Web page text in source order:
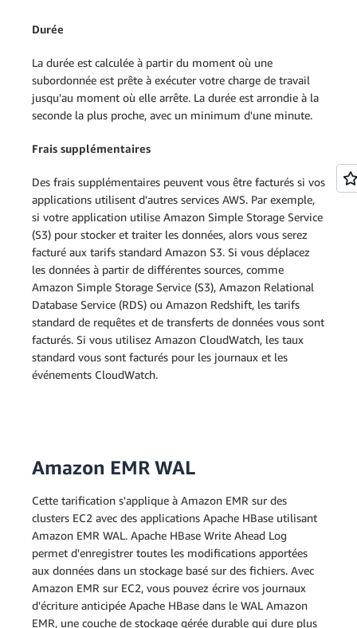
Durée
La durée est calculée à partir du moment où une
subordonnée est prête à exécuter votre charge de travail
jusqu'au moment où elle arrête. La durée est arrondie à la
seconde la plus proche, avec un minimum d'une minute.
Frais supplémentaires
Des frais supplémentaires peuvent vous être facturés si vos
applications utilisent d'autres services AWS. Par exemple,
si votre application utilise Amazon Simple Storage Service
(S3) pour stocker et traiter les données, alors vous serez
facturé aux tarifs standard Amazon S3. Si vous déplacez
les données à partir de différentes sources, comme
Amazon Simple Storage Service (S3), Amazon Relational
Database Service (RDS) ou Amazon Redshift, les tarifs
standard de requêtes et de transferts de données vous sont
facturés. Si vous utilisez Amazon CloudWatch, les taux
standard vous sont facturés pour les journaux et les
événements CloudWatch.
Amazon EMR WAL
Cette tarification s'applique à Amazon EMR sur des
clusters EC2 avec des applications Apache HBase utilisant
Amazon EMR WAL. Apache HBase Write Ahead Log
permet d'enregistrer toutes les modifications apportées
aux données dans un stockage basé sur des fichiers. Avec
Amazon EMR sur EC2, vous pouvez écrire vos journaux
d'écriture anticipée Apache HBase dans le WAL Amazon
EMR, une couche de stockage gérée durable qui dure plus